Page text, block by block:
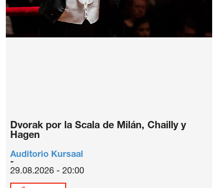
Dvorak por la Scala de Milán, Chailly y
Hagen
Auditorio Kursaal
29.08.2026 - 20:00